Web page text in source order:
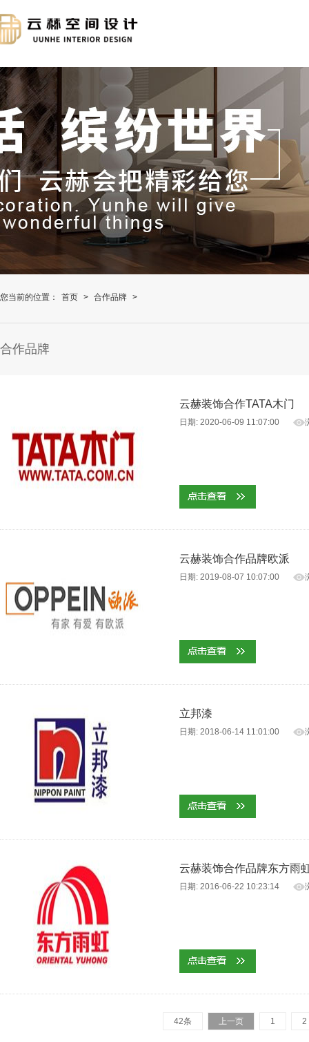
您当前的位置： 首页 > 合作品牌 >
合作品牌
云赫装饰合作TATA木门
日期: 2020-06-09 11:07:00
云赫装饰合作品牌欧派
日期: 2019-08-07 10:07:00
立邦漆
日期: 2018-06-14 11:01:00
云赫装饰合作品牌东方雨
日期: 2016-06-22 10:23:14
42条 上一页 1 2